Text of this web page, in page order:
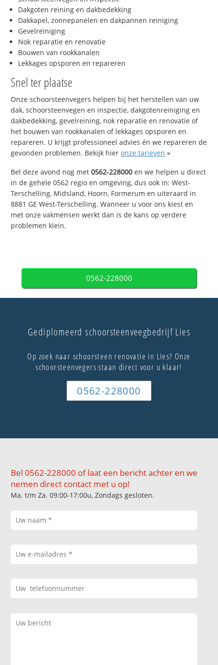
Dakgoten reining en dakbedekking
Dakkapel, zonnepanelen en dakpannen reiniging
Gevelreiniging
Nok reparatie en renovatie
Bouwen van rookkanalen
Lekkages opsporen en repareren
Snel ter plaatse
Onze schoorsteenvegers helpen bij het herstellen van uw
dak, schoorsteenvegen en inspectie, dakgotenreiniging en
dakbedekking, gevelreining, nok reparatie en renovatie of
het bouwen van rookkanalen of lekkages opsporen en
repareren. U krijgt professioneel advies én we repareren de
gevonden problemen. Bekijk hieronze tarieven »
Bel deze avond nog met0562-228000 en we helpen u direct
in de gehele 0562 regio en omgeving, dus ook in: West-
Terschelling, Midsland, Hoorn, Formerum en uiteraard in
8881 GE West-Terschelling. Wanneer u voor ons kiest en
met onze vakmensen werkt dan is de kans op verdere
problemen klein.
0562-228000
Gediplomeerd schoorsteenveegbedrijf Lies
Op zoek naar schoorsteen renovatie in Lies? Onze
schoorsteenvegers staan direct voor u klaar!
0562-228000
Bel 0562-228000 of laat een bericht achter en we
nemen direct contact met u op!
Ma. t/m Za. 09:00-17:00u, Zondags gesloten.